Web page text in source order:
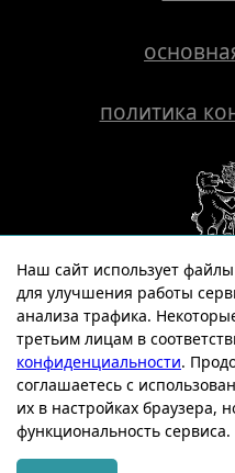
политика
Наш сайт использует
для улучшения работы
анализа трафика.
третьим лицам в
конфиденциальности.
соглашаетесь с
их в настройках браузера,
функциональность сервиса.